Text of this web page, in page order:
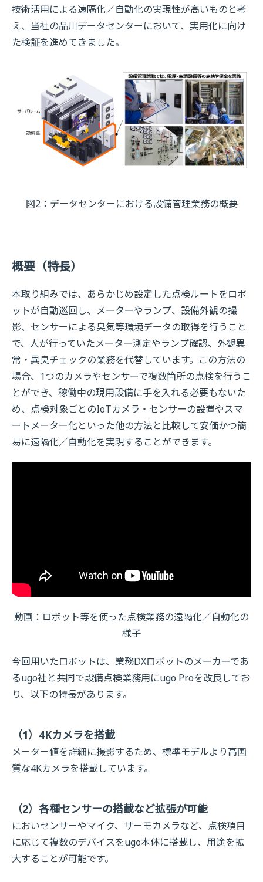
技術活用による遠隔化／自動化の実現性が高いものと考
え、当社の品川データセンターにおいて、実用化に向け
た検証を進めてきました。
図2：データセンターにおける設備管理業務の概要
概要（特長）
本取り組みでは、あらかじめ設定した点検ルートをロボ
ットが自動巡回し、メーターやランプ、設備外観の撮
影、センサーによる臭気等環境データの取得を行うこと
で、人が行っていたメーター測定やランプ確認、外観異
常・異臭チェックの業務を代替しています。この方法の
場合、1つのカメラやセンサーで複数箇所の点検を行うこ
とができ、稼働中の現用設備に手を入れる必要もないた
め、点検対象ごとのIoTカメラ・センサーの設置やスマ
ートメーター化といった他の方法と比較して安価かつ簡
易に遠隔化／自動化を実現することができます。
動画：ロボット等を使った点検業務の遠隔化／自動化の
様子
今回用いたロボットは、業務DXロボットのメーカーであ
るugo社と共同で設備点検業務用にugo Proを改良してお
り、以下の特長があります。
（1）4Kカメラを搭載
メーター値を詳細に撮影するため、標準モデルより高画
質な4Kカメラを搭載しています。
（2）各種センサーの搭載など拡張が可能
においセンサーやマイク、サーモカメラなど、点検項目
に応じて複数のデバイスをugo本体に搭載し、用途を拡
大することが可能です。